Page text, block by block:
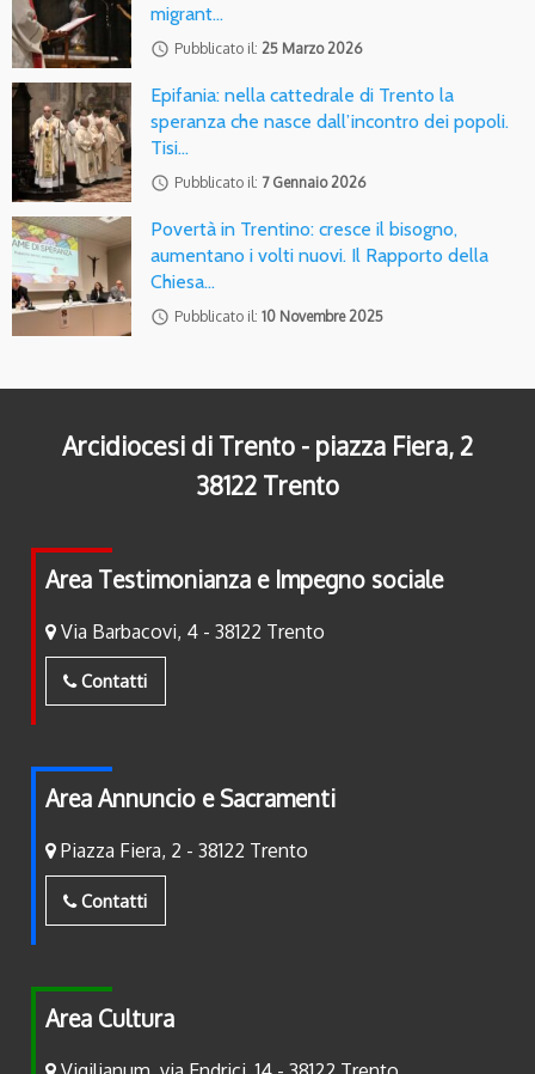
migrant…
access_time Pubblicato il: 25 Marzo 2026
Epifania: nella cattedrale di Trento la
speranza che nasce dall’incontro dei popoli.
Tisi…
access_time Pubblicato il: 7 Gennaio 2026
Povertà in Trentino: cresce il bisogno,
aumentano i volti nuovi. Il Rapporto della
Chiesa…
access_time Pubblicato il: 10 Novembre 2025
Arcidiocesi di Trento - piazza Fiera, 2
38122 Trento
Area Testimonianza e Impegno sociale
Via Barbacovi, 4 - 38122 Trento
Contatti
Area Annuncio e Sacramenti
Piazza Fiera, 2 - 38122 Trento
Contatti
Area Cultura